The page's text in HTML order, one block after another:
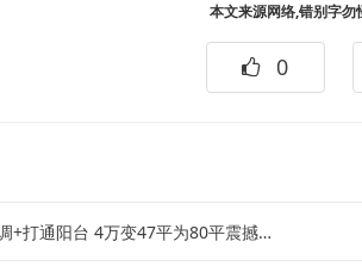
本文来源网络,错别字勿
0
4万变47平为80平震撼效果/板川砸墙+厅卧对调+...